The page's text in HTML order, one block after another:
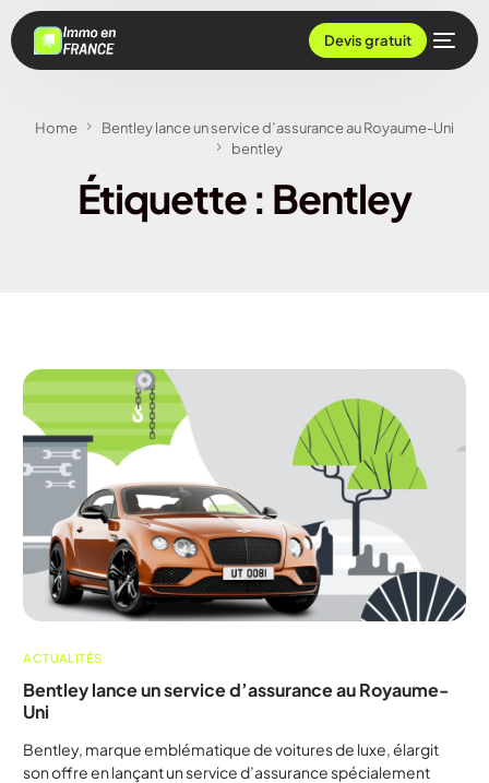
Devis gratuit
Home
Bentley lance un service d’assurance au Royaume-Uni
bentley
Étiquette : Bentley
ACTUALITÉS
Bentley lance un service d’assurance au Royaume-
Uni
Bentley, marque emblématique de voitures de luxe, élargit
son offre en lançant un service d’assurance spécialement